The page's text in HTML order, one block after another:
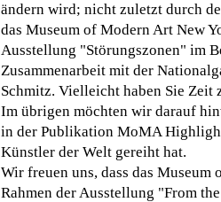
ändern wird; nicht zuletzt durch
das Museum of Modern Art New
Ausstellung "Störungszonen" im
Zusammenarbeit mit der
Schmitz. Vielleicht haben Sie
Im übrigen möchten wir darauf
in der Publikation MoMA
Künstler der Welt gereiht hat.
Wir freuen uns, dass das
Rahmen der Ausstellung "From